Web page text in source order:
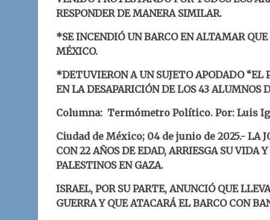
RESPONDER DE MANERA SIMILAR.
*SE INCENDIÓ UN BARCO EN ALTAMAR
MÉXICO.
*DETUVIERON A UN SUJETO APODADO “EL
EN LA DESAPARICIÓN DE LOS 43 ALUMNOS
Columna: Termómetro Político. Por: Luis
Ciudad de México; 04 de junio de 2025.- LA
CON 22 AÑOS DE EDAD, ARRIESGA SU VIDA
PALESTINOS EN GAZA.
ISRAEL, POR SU PARTE, ANUNCIÓ QUE
GUERRA Y QUE ATACARÁ EL BARCO CON